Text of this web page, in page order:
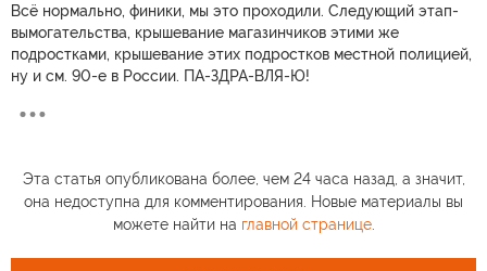
Всё нормально, финики, мы это проходили. Следующий этап-
вымогательства, крышевание магазинчиков этими же
подростками, крышевание этих подростков местной полицией,
ну и см. 90-е в России. ПА-ЗДРА-ВЛЯ-Ю!
Эта статья опубликована более, чем 24 часа назад, а значит,
она недоступна для комментирования. Новые материалы вы
можете найти на главной странице.